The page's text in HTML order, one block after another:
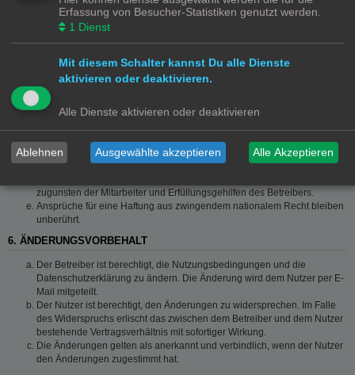
Die Haftung ist gegenüber Verbrauchern außer bei vorsätzlichem oder
grob fahrlässigem Verhalten oder bei Schäden aus der Verletzung von
Leben, Körper und Gesundheit und der Verletzung wesentlicher
Vertragspflichten (Kardinalpflichten) auf die bei Vertragsschluss
typischerweise vorhersehbaren Schäden und im übrigen der Höhe nach
für mittelbare Folgeschäden wie insbesondere entgangenen Gewinn.
Die Haftung ist gegenüber Unternehmern außer bei der Verletzung von
Leben, Körper und Gesundheit oder vorsätzlichem oder grob
nach auf die vertragstypischen Durchschnittsschäden begrenzt. Dies gilt
auch für mittelbare Schäden, insbesondere entgangenen Gewinn.
zugunsten der Mitarbeiter und Erfüllungsgehilfen des Betreibers.
Ansprüche für eine Haftung aus zwingendem nationalem Recht bleiben
unberührt.
6. ÄNDERUNGSVORBEHALT
Der Betreiber ist berechtigt, die Nutzungsbedingungen und die
Datenschutzerklärung zu ändern. Die Änderung wird dem Nutzer per E-
Mail mitgeteilt.
Der Nutzer ist berechtigt, den Änderungen zu widersprechen. Im Falle
des Widerspruchs erlischt das zwischen dem Betreiber und dem Nutzer
bestehende Vertragsverhältnis mit sofortiger Wirkung.
Die Änderungen gelten als anerkannt und verbindlich, wenn der Nutzer
den Änderungen zugestimmt hat.
Erfassung von Besucher-Statistiken genutzt werden.
1 Dienst
Mit diesem Schalter kannst Du alle Dienste
aktivieren oder deaktivieren.
Alle Dienste aktivieren oder deaktivieren
Ablehnen Ausgewählte akzeptieren Alle Akzeptieren